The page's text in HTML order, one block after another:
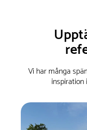
Vi har många
inspiration